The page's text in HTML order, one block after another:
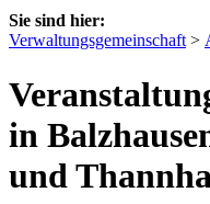
Sie sind hier:
Verwaltungsgemeinschaft >
in
und